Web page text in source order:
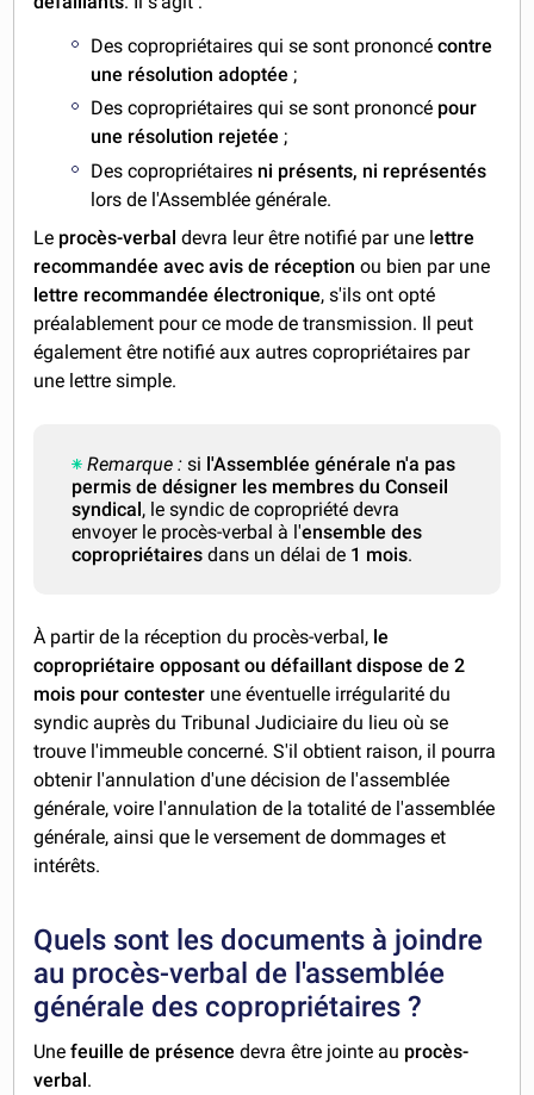
Des copropriétaires qui se sont prononcécontre
une résolution adoptée ;
Des copropriétaires qui se sont prononcé pour
une résolution rejetée ;
Des copropriétaires ni présents, ni représentés
lors de l'Assemblée générale.
Le procès-verbaldevra leur être notifié par une lettre
recommandée avec avis de réception ou bien par une
lettre recommandée électronique, s'ils ont opté
préalablement pour ce mode de transmission. Il peut
également être notifié aux autres copropriétaires par
une lettre simple.
Remarque :si l'Assemblée générale n'a pas
permis de désigner les membres du Conseil
syndical , le syndic de copropriété devra
envoyer le procès-verbal à l'ensemble des
copropriétaires dans un délai de 1 mois.
À partir de la réception du procès-verbal, le
copropriétaire opposant ou défaillant dispose de 2
mois pour contester une éventuelle irrégularité du
syndic auprès du Tribunal Judiciaire du lieu où se
trouve l'immeuble concerné. S'il obtient raison, il pourra
obtenir l'annulation d'une décision de l'assemblée
générale, voire l'annulation de la totalité de l'assemblée
générale, ainsi que le versement de dommages et
intérêts.
Quels sont les documents à joindre
au procès-verbal de l'assemblée
générale des copropriétaires ?
Unefeuille de présence devra être jointe au procès-
verbal .